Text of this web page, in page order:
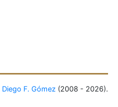
Diego F. Gómez (2008 - 2026).